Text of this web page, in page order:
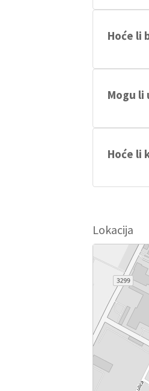
Hoće li
Mogu li
Hoće li
Lokacija